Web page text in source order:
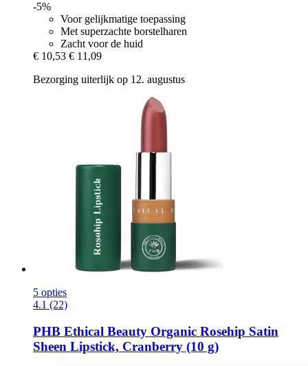
-5%
Voor gelijkmatige toepassing
Met superzachte borstelharen
Zacht voor de huid
€ 10,53 € 11,09
Bezorging uiterlijk op 12. augustus
5 opties
4.1 (22)
PHB Ethical Beauty Organic Rosehip Satin
Sheen Lipstick, Cranberry (10 g)